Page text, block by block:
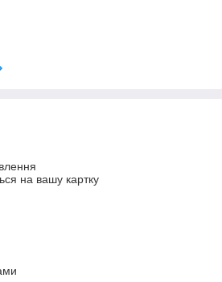
на вашу картку